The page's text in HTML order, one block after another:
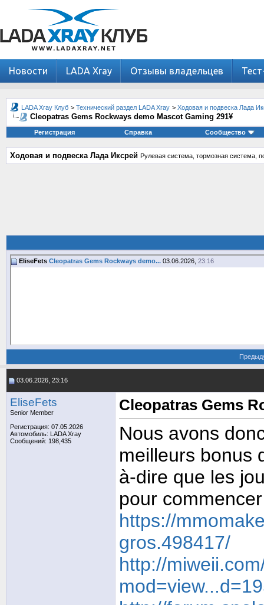
Новости LADA Xray Отзывы владельцев
LADA Xray Клуб > Технический раздел LADA Xray > Ходовая и подвеска Лада
Cleopatras Gems Rockways demo Mascot Gaming 291¥
Регистрация Справка Сообщество
Ходовая и подвеска Лада Иксрей Рулевая система, тормозная система,
EliseFets Cleopatras Gems Rockways demo... 03.06.2026, 23:16
03.06.2026, 23:16
EliseFets
Senior Member
Регистрация: 07.05.2026
Автомобиль: LADA Xray
Сообщений: 198,435
Cleopatras Gems
Nous avons
meilleurs bonus
à-dire que les
pour
https://
gros.498417/
http://